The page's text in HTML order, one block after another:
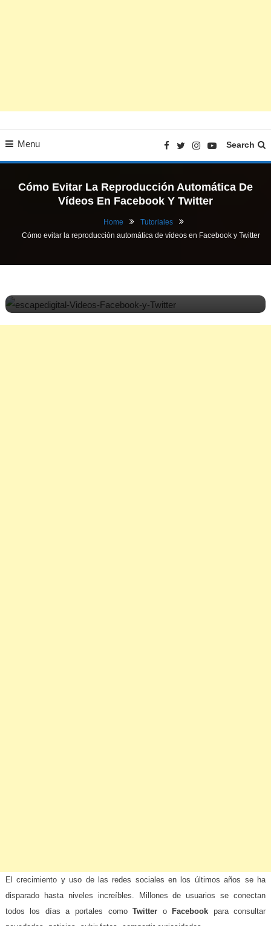
Menu Search
Cómo Evitar La Reproducción Automática De
Vídeos En Facebook Y Twitter
Home
Tutoriales
Cómo evitar la reproducción automática de vídeos en Facebook y Twitter
El crecimiento y uso de las redes sociales en los últimos años se ha
disparado hasta niveles increíbles.
Millones de usuarios se conectan
todos los días a portales comoTwitter oFacebook para consultar